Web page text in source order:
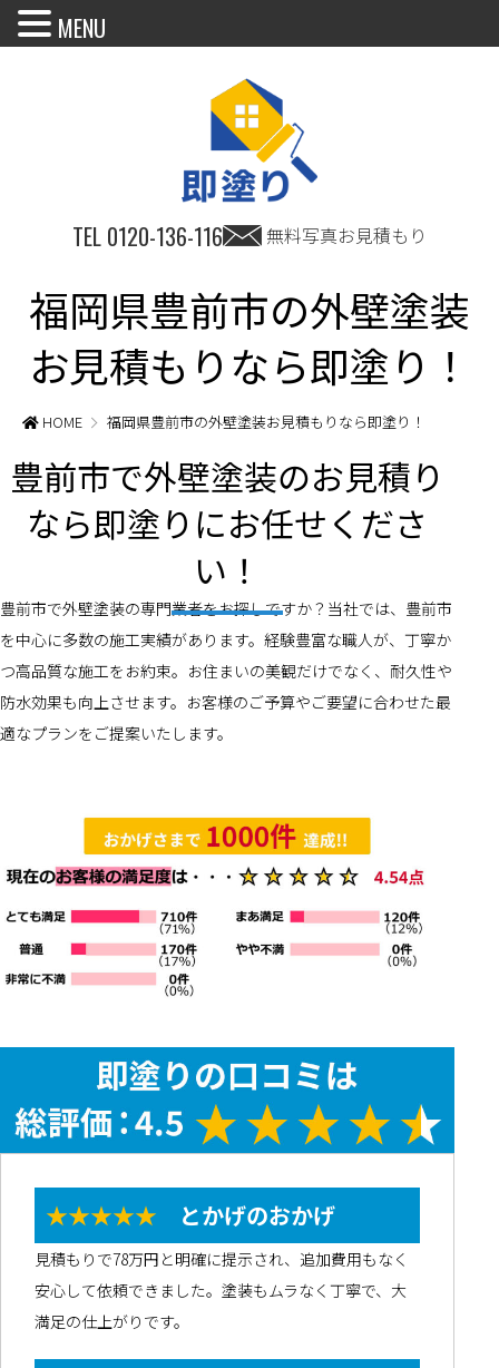
TEL 0120-136-116 無料写真お見積もり
福岡県豊前市の外壁塗装
お見積もりなら即塗り！
HOME 福岡県豊前市の外壁塗装お見積もりなら即塗り！
豊前市で外壁塗装のお見積り
なら即塗りにお任せくださ
い！
豊前市で外壁塗装の専門業者をお探しですか？当社では、豊前市
を中心に多数の施工実績があります。経験豊富な職人が、丁寧か
つ高品質な施工をお約束。お住まいの美観だけでなく、耐久性や
防水効果も向上させます。お客様のご予算やご要望に合わせた最
適なプランをご提案いたします。
★★★★★ とかげのおかげ
見積もりで78万円と明確に提示され、追加費用もなく
安心して依頼できました。塗装もムラなく丁寧で、大
満足の仕上がりです。
MENU